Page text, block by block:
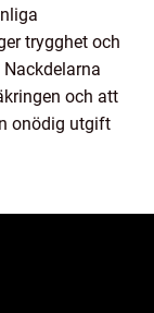
trygghet och
och att
onödig utgift